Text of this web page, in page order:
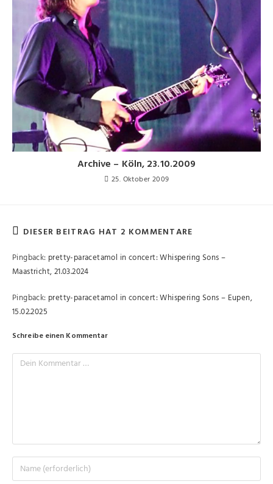
Archive – Köln, 23.10.2009
25. Oktober 2009
DIESER BEITRAG HAT 2 KOMMENTARE
Pingback: pretty-paracetamol in concert: Whispering Sons –
Maastricht, 21.03.2024
Pingback: pretty-paracetamol in concert: Whispering Sons – Eupen,
15.02.2025
Schreibe einen Kommentar